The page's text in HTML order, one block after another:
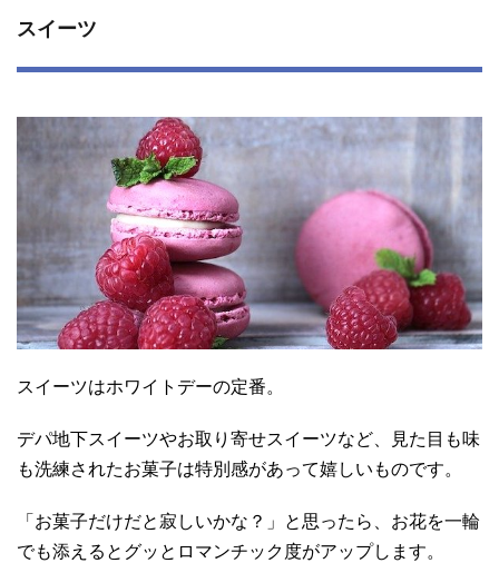
スイーツ
スイーツはホワイトデーの定番。
デパ地下スイーツやお取り寄せスイーツなど、見た目も味
も洗練されたお菓子は特別感があって嬉しいものです。
「お菓子だけだと寂しいかな？」と思ったら、お花を一輪
でも添えるとグッとロマンチック度がアップします。